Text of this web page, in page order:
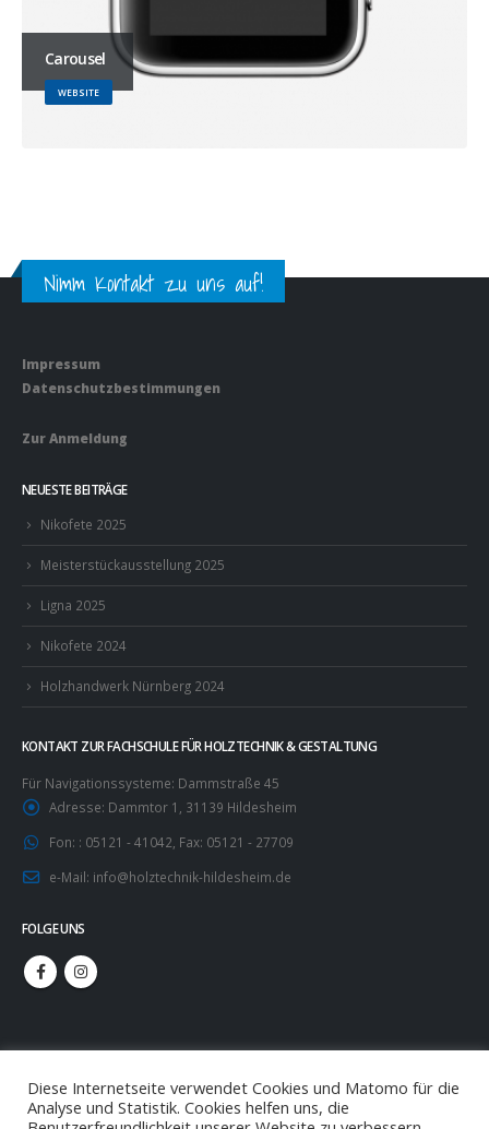
Carousel
WEBSITE
Nimm Kontakt zu uns auf!
Impressum
Datenschutzbestimmungen
Zur Anmeldung
NEUESTE BEITRÄGE
Nikofete 2025
Meisterstückausstellung 2025
Ligna 2025
Nikofete 2024
Holzhandwerk Nürnberg 2024
KONTAKT ZUR FACHSCHULE FÜR HOLZTECHNIK & GESTALTUNG
Für Navigationssysteme: Dammstraße 45
Adresse: Dammtor 1, 31139 Hildesheim
Fon: : 05121 - 41042, Fax: 05121 - 27709
e-Mail: info@holztechnik-hildesheim.de
FOLGE UNS
Diese Internetseite verwendet Cookies und Matomo für die
Analyse und Statistik. Cookies helfen uns, die